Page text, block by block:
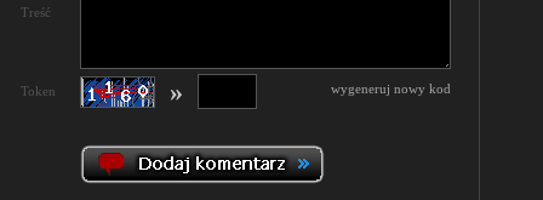
Treść
Token wygeneruj nowy kod
»